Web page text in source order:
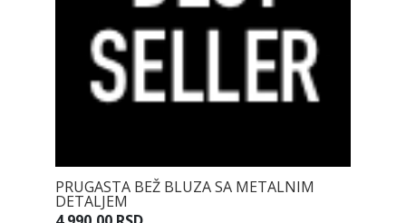
PRUGASTA BEŽ BLUZA SA METALNIM
DETALJEM